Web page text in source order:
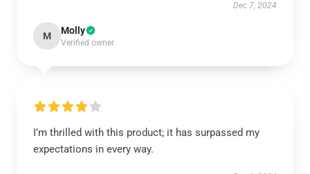
Dec 7, 2024
M Molly
Verified owner
I’m thrilled with this product; it has surpassed my
expectations in every way.